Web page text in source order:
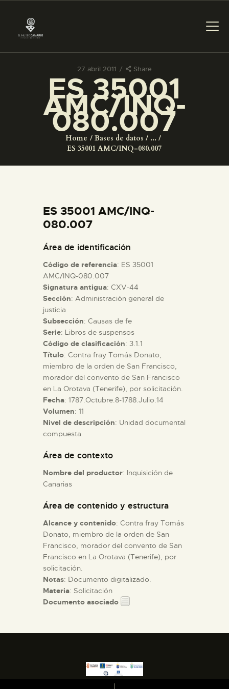
27 abril 2011 Share
ES 35001
AMC/INQ-
080.007
Home Bases de datos
...
ES 35001 AMC/INQ-080.007
PREPARAR LA VISITA
ACTIVIDADES
COLECCIONES
ESPAÑOL
PREPARAR LA VISITA
ACTIVIDADES
█
EL MUSEO
COLECCIONES
DIDÁCTICA
ESPAÑOL
ES 35001 AMC/INQ-
080.007
Área de identificación
Código de referencia: ES 35001
AMC/INQ-080.007
Signatura antigua: CXV-44
Sección: Administración general de
justicia
Subsección: Causas de fe
Serie: Libros de suspensos
Código de clasificación: 3.1.1
Título: Contra fray Tomás Donato,
miembro de la orden de San Francisco,
morador del convento de San Francisco
en La Orotava (Tenerife), por solicitación.
Fecha: 1787.Octubre.8-1788.Julio.14
Volumen: 11
Nivel de descripción: Unidad documental
compuesta
Área de contexto
Nombre del productor: Inquisición de
Canarias
Área de contenido y estructura
Alcance y contenido: Contra fray Tomás
Donato, miembro de la orden de San
Francisco, morador del convento de San
Francisco en La Orotava (Tenerife), por
solicitación.
Notas: Documento digitalizado.
Materia: Solicitación
Documento asociado